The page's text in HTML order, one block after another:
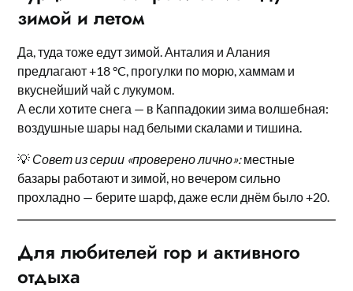
зимой и летом
Да, туда тоже едут зимой. Анталия и Алания
предлагают +18 °C, прогулки по морю, хаммам и
вкуснейший чай с лукумом.
А если хотите снега — в Каппадокии зима волшебная:
воздушные шары над белыми скалами и тишина.
💡 Совет из серии «проверено лично»:местные
базары работают и зимой, но вечером сильно
прохладно — берите шарф, даже если днём было +20.
Для любителей гор и активного
отдыха